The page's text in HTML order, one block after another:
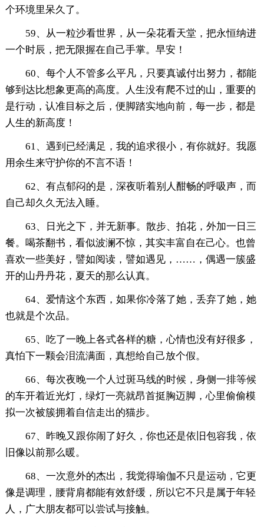
个环境里呆久了。
59、从一粒沙看世界，从一朵花看天堂，把永恒纳进
一个时辰，把无限握在自己手掌。早安！
60、每个人不管多么平凡，只要真诚付出努力，都能
够到达比想象更高的高度。人生没有爬不过的山，重要的
是行动，认准目标之后，便脚踏实地向前，每一步，都是
人生的新高度！
61、遇到已经满足，我的追求很小，有你就好。我愿
用余生来守护你的不言不语！
62、有点郁闷的是，深夜听着别人酣畅的呼吸声，而
自己却久久无法入睡。
63、日光之下，并无新事。散步、拍花，外加一日三
餐。喝茶翻书，看似波澜不惊，其实丰富自在己心。也曾
喜欢一些美好，譬如阅读，譬如遇见，……，偶遇一簇盛
开的山丹丹花，夏天的那么认真。
64、爱情这个东西，如果你冷落了她，丢弃了她，她
也就是个次品。
65、吃了一晚上各式各样的糖，心情也没有好很多，
真怕下一颗会泪流满面，真想给自己放个假。
66、每次夜晚一个人过斑马线的时候，身侧一排等候
的车开着近光灯，绿灯一亮就昂首挺胸迈脚，心里偷偷模
拟一次被簇拥着自信走出的猫步。
67、昨晚又跟你闹了好久，你也还是依旧包容我，依
旧像以前那么暖。
68、一次意外的杰出，我觉得瑜伽不只是运动，它更
像是调理，腰背肩都能有效舒缓，所以它不只是属于年轻
人，广大朋友都可以尝试与接触。